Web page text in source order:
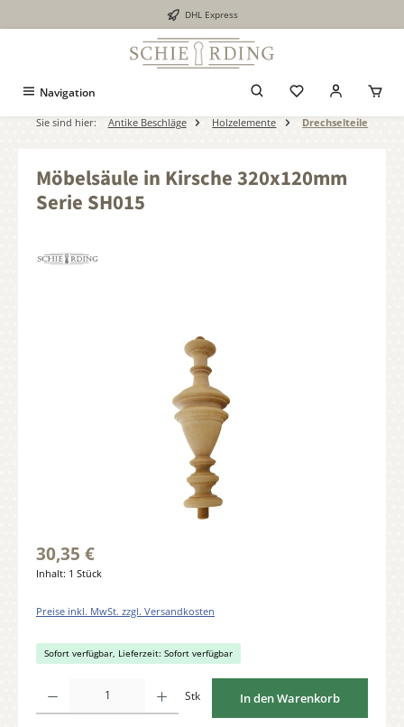
DHL Express
Navigation
Sie sind hier: Antike Beschläge Holzelemente Drechselteile
Möbelsäule in Kirsche 320x120mm
Serie SH015
30,35 €
Inhalt: 1 Stück
Preise inkl. MwSt. zzgl. Versandkosten
Sofort verfügbar, Lieferzeit: Sofort verfügbar
Stk In den Warenkorb